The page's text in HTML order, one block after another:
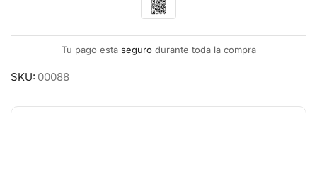
Tu pago esta segurodurante toda la compra
SKU: 00088